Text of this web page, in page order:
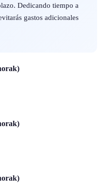
Dedicando tiempo a
gastos adicionales